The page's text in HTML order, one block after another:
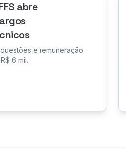
abre
e remuneração
6 mil.